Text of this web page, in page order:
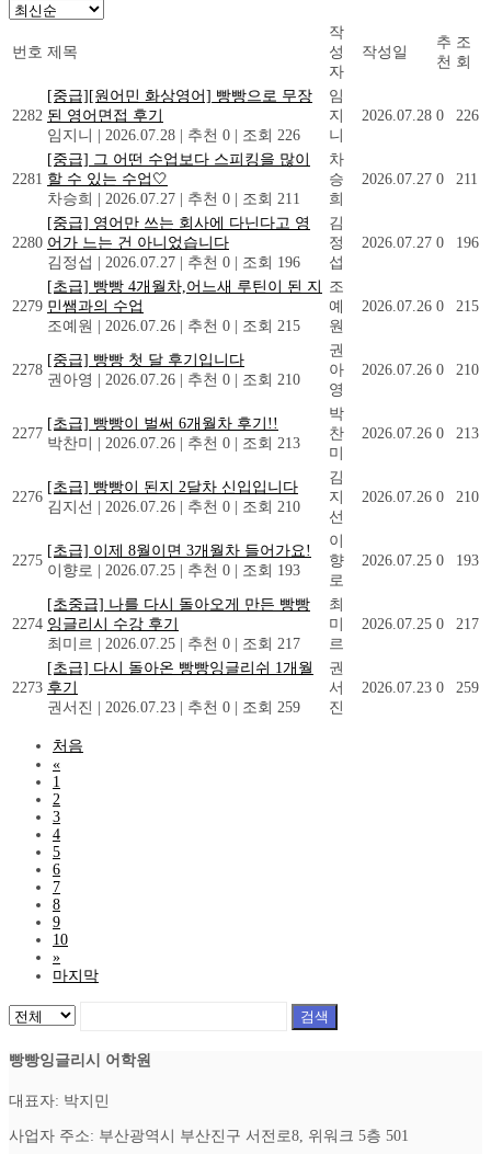
번호 제목
작
성
자
작성일
추
천
조
회
2282
[중급][원어민 화상영어] 빵빵으로 무장
된 영어면접 후기
임지니 | 2026.07.28 | 추천 0 | 조회 226
임
지
니
2026.07.28 0 226
2281
[중급] 그 어떤 수업보다 스피킹을 많이
할 수 있는 수업🤍
차승희 | 2026.07.27 | 추천 0 | 조회 211
차
승
희
2026.07.27 0 211
2280
[중급] 영어만 쓰는 회사에 다닌다고 영
어가 느는 건 아니었습니다
김정섭 | 2026.07.27 | 추천 0 | 조회 196
김
정
섭
2026.07.27 0 196
2279
[초급] 빵빵 4개월차,어느새 루틴이 된 지
민쌤과의 수업
조예원 | 2026.07.26 | 추천 0 | 조회 215
조
예
원
2026.07.26 0 215
2278
[중급] 빵빵 첫 달 후기입니다
권아영 | 2026.07.26 | 추천 0 | 조회 210
권
아
영
2026.07.26 0 210
2277
[초급] 빵빵이 벌써 6개월차 후기!!
박찬미 | 2026.07.26 | 추천 0 | 조회 213
박
찬
미
2026.07.26 0 213
2276
[초급] 빵빵이 된지 2달차 신입입니다
김지선 | 2026.07.26 | 추천 0 | 조회 210
김
지
선
2026.07.26 0 210
2275
[초급] 이제 8월이면 3개월차 들어가요!
이향로 | 2026.07.25 | 추천 0 | 조회 193
이
향
로
2026.07.25 0 193
2274
[초중급] 나를 다시 돌아오게 만든 빵빵
잉글리시 수강 후기
최미르 | 2026.07.25 | 추천 0 | 조회 217
최
미
르
2026.07.25 0 217
2273
[초급] 다시 돌아온 빵빵잉글리쉬 1개월
후기
권서진 | 2026.07.23 | 추천 0 | 조회 259
권
서
진
2026.07.23 0 259
처음
«
1
2
3
4
5
6
7
8
9
10
»
마지막
검색
빵빵잉글리시 어학원
대표자: 박지민
사업자 주소: 부산광역시 부산진구 서전로8, 위워크 5층 501